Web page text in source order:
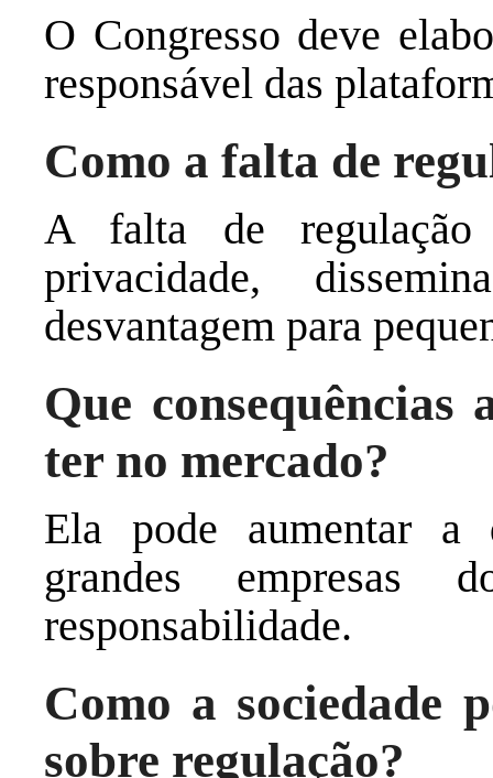
O Congresso deve
responsável das
Como a falta de
A falta de
privacidade,
desvantagem para
Que
ter no mercado?
Ela pode aumentar a
grandes empresas
responsabilidade.
Como a sociedade
sobre regulação?